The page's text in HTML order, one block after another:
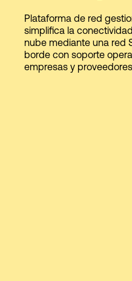
Login
Plataforma de red
simplifica la
nube mediante una red
borde con soporte
empresas y